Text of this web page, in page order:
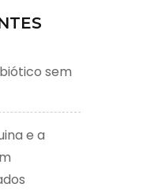
sem
e a